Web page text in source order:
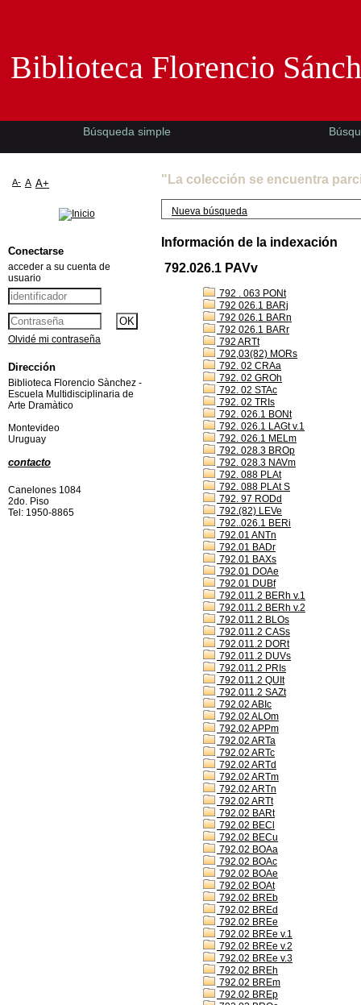
"La colección se encuentra
Nueva búsqueda
Información de la indexación
792.026.1 PAVv
792 . 063 PONt
792 026.1 BARj
792 026.1 BARn
792 026.1 BARr
792 ARTt
792,03(82) MORs
792. 02 CRAa
792. 02 GROh
792. 02 STAc
792. 02 TRIs
792. 026.1 BONt
792. 026.1 LAGt v.1
792. 026.1 MELm
792. 028.3 BROp
792. 028.3 NAVm
792. 088 PLAt
792. 088 PLAt S
792. 97 RODd
792.(82) LEVe
792..026.1 BERi
792.01 ANTn
792.01 BADr
792.01 BAXs
792.01 DOAe
792.01 DUBf
792.011.2 BERh v.1
792.011.2 BERh v.2
792.011.2 BLOs
792.011.2 CASs
792.011.2 DORt
792.011.2 DUVs
792.011.2 PRIs
792.011.2 QUIt
792.011.2 SAZt
792.02 ABIc
792.02 ALOm
792.02 APPm
792.02 ARTa
792.02 ARTc
792.02 ARTd
792.02 ARTm
792.02 ARTn
792.02 ARTt
792.02 BARt
792.02 BECl
792.02 BECu
792.02 BOAa
792.02 BOAc
792.02 BOAe
792.02 BOAt
792.02 BREb
792.02 BREd
792.02 BREe
792.02 BREe v.1
792.02 BREe v.2
792.02 BREe v.3
792.02 BREh
792.02 BREm
792.02 BREp
Biblioteca Florencio
Búsqueda simple
A- A A+
Conectarse
acceder a su cuenta de
usuario
Olvidé mi contraseña
Dirección
Biblioteca Florencio Sànchez -
Escuela Multidisciplinaria de
Arte Dramàtico
Montevideo
Uruguay
contacto
Canelones 1084
2do. Piso
Tel: 1950-8865